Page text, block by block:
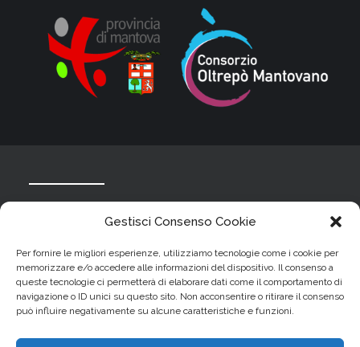
Gestisci Consenso Cookie
Per fornire le migliori esperienze, utilizziamo tecnologie come i cookie per
memorizzare e/o accedere alle informazioni del dispositivo. Il consenso a
queste tecnologie ci permetterà di elaborare dati come il comportamento di
navigazione o ID unici su questo sito. Non acconsentire o ritirare il consenso
può influire negativamente su alcune caratteristiche e funzioni.
Info
Piazza Sordello, 6,
46023 Palidano (MN)